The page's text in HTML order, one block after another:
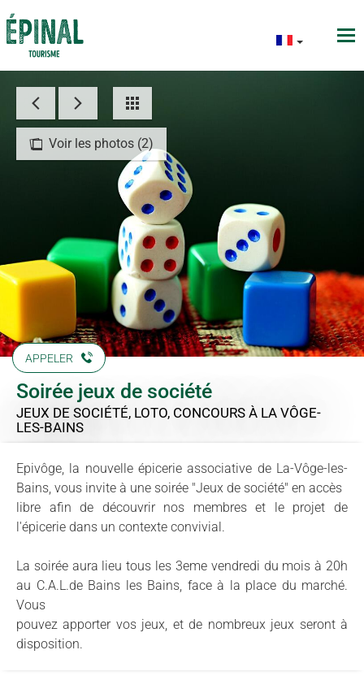
Voir les photos (2)
APPELER
Soirée jeux de société
JEUX DE SOCIÉTÉ, LOTO, CONCOURS À LA VÔGE-
LES-BAINS
Epivôge, la nouvelle épicerie associative de La-Vôge-les-
Bains, vous invite à une soirée "Jeux de société" en accès
libre afin de découvrir nos membres et le projet de
l'épicerie dans un contexte convivial.
La soirée aura lieu tous les 3eme vendredi du mois à 20h
au C.A.L.de Bains les Bains, face à la place du marché.
Vous
pouvez apporter vos jeux, et de nombreux jeux seront à
disposition.